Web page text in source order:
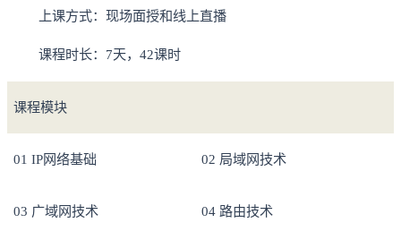
上课方式：现场面授和线上直播
课程时长：7天，42课时
课程模块
01 IP网络基础 02 局域网技术
03 广域网技术 04 路由技术